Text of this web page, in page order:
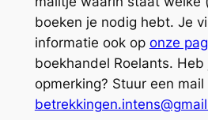
boeken je nodig hebt. Je
informatie ook op onze
boekhandel Roelants.
opmerking? Stuur een mail